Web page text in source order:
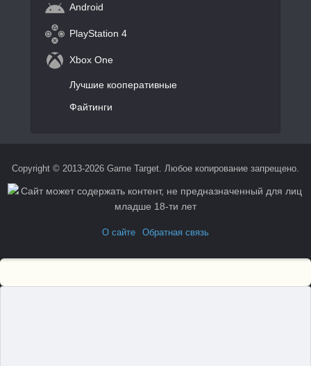
Android
PlayStation 4
Xbox One
Лучшие кооперативные
Файтинги
Copyright © 2013-2026 Game Target. Любое копирование запрещено.
О сайте Обратная связь